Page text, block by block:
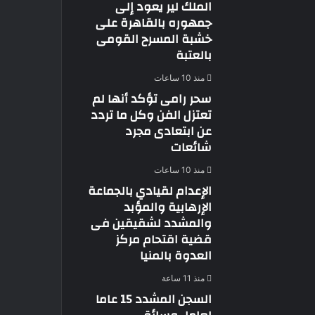
الملك لير يعود إلى
جمهوره بالقاهرة على
خشبة المسرح القومى
بالعتبة
منذ 10 ساعات
سحر رامى تؤكد أنها لم
تعتزل الفن وكل ما تردد
عن ابتعادى مجرد
شائعات
منذ 10 ساعات
الإعدام لقيادي بالجماعة
الإرهابية والمؤبد
والمشدد لشقيقين فى
قضية اقتحام مركز
العدوة بالمنيا
منذ 11 ساعة
السجن المشدد 15 عاما